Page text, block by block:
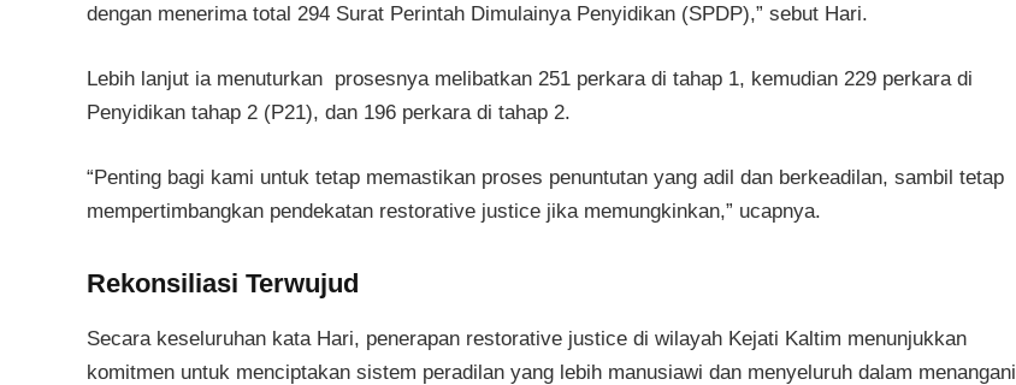
dengan menerima total 294 Surat Perintah Dimulainya Penyidikan (SPDP),” sebut Hari.
Lebih lanjut ia menuturkan prosesnya melibatkan 251 perkara di tahap 1, kemudian 229 perkara di
Penyidikan tahap 2 (P21), dan 196 perkara di tahap 2.
“Penting bagi kami untuk tetap memastikan proses penuntutan yang adil dan berkeadilan, sambil tetap
mempertimbangkan pendekatan restorative justice jika memungkinkan,” ucapnya.
Rekonsiliasi Terwujud
Secara keseluruhan kata Hari, penerapan restorative justice di wilayah Kejati Kaltim menunjukkan
komitmen untuk menciptakan sistem peradilan yang lebih manusiawi dan menyeluruh dalam menangani